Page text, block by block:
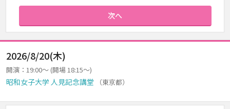
次へ
2026/8/20(木)
開演：19:00～ (開場 18:15～)
昭和女子大学 人見記念講堂 （東京都）